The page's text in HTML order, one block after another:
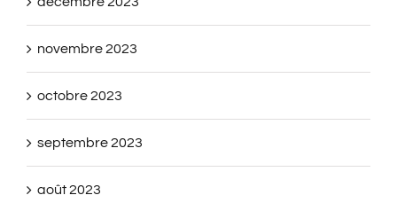
novembre 2023
octobre 2023
septembre 2023
août 2023